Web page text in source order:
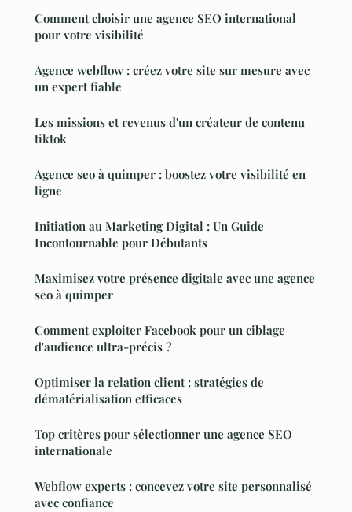
Comment choisir une agence SEO international
pour votre visibilité
Agence webflow : créez votre site sur mesure avec
un expert fiable
Les missions et revenus d'un créateur de contenu
tiktok
Agence seo à quimper : boostez votre visibilité en
ligne
Initiation au Marketing Digital : Un Guide
Incontournable pour Débutants
Maximisez votre présence digitale avec une agence
seo à quimper
Comment exploiter Facebook pour un ciblage
d'audience ultra-précis ?
Optimiser la relation client : stratégies de
dématérialisation efficaces
Top critères pour sélectionner une agence SEO
internationale
Webflow experts : concevez votre site personnalisé
avec confiance